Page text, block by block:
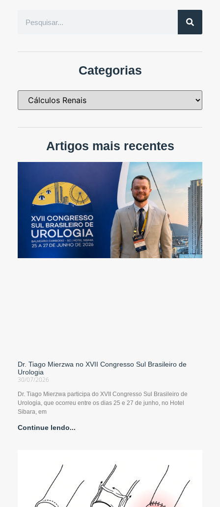
Categorias
Artigos mais recentes
Dr. Tiago Mierzwa no XVII Congresso Sul Brasileiro de
Urologia
30/07/2026
Dr. Tiago Mierzwa participa do XVII Congresso Sul Brasileiro de
Urologia, que ocorreu entre os dias 25 e 27 de junho, no Hotel
Sibara, em
Continue lendo...